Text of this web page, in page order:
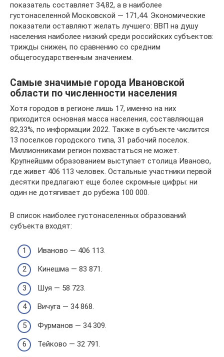
показатель составляет 34,82, а в наиболее
густонаселенной Московской — 171,44. Экономические
показатели оставляют желать лучшего: ВВП на душу
населения наиболее низкий среди российских субъектов:
трижды снижен, по сравнению со средним
общегосударственным значением.
Самые значимые города Ивановской
области по численности населения
Хотя городов в регионе лишь 17, именно на них
приходится основная масса населения, составляющая
82,33%, по информации 2022. Также в субъекте числится
13 поселков городского типа, 31 рабочий поселок.
Миллионниками регион похвастаться не может.
Крупнейшим образованием выступает столица Иваново,
где живет 406 113 человек. Остальные участники первой
десятки предлагают еще более скромные цифры: ни
один не дотягивает до рубежа 100 000.
В список наиболее густонаселенных образований
субъекта входят:
Иваново — 406 113.
Кинешма — 83 871.
Шуя — 58 723.
Вичуга — 34 868.
Фурманов — 34 309.
Тейково — 32 791.